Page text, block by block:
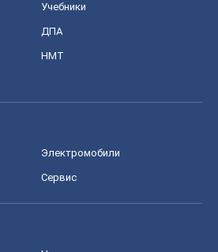
Учебники
ДПА
НМТ
Электромобили
Сервис